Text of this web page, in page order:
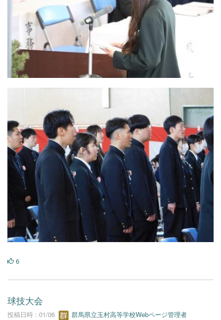
6
球技大会
投稿日時 : 01/06 群馬県立玉村高等学校Webページ管理者